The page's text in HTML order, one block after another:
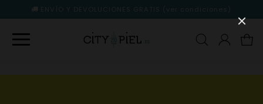
ENVÍO Y DEVOLUCIONES GRATIS (ver condiciones)